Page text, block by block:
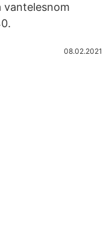
vantelesnom
08.02.2021